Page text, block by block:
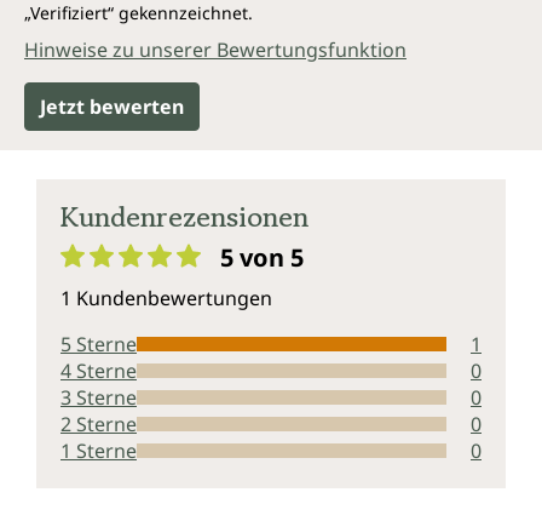
„Verifiziert“ gekennzeichnet.
Hinweise zu unserer Bewertungsfunktion
Jetzt bewerten
Kundenrezensionen
5 von 5
1 Kundenbewertungen
5 Sterne
1
4 Sterne
0
3 Sterne
0
2 Sterne
0
1 Sterne
0